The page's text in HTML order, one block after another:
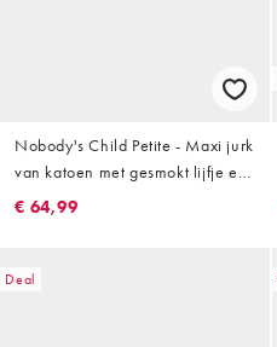
Nobody's Child Petite - Maxi jurk
van katoen met gesmokt lijfje en
rok met stroken in lichtgroene
€ 64,99
Deal